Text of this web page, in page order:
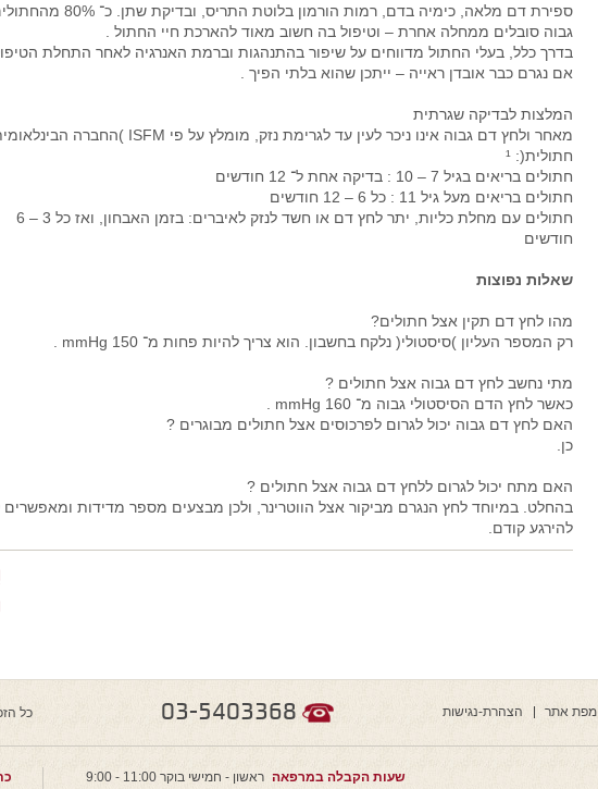
ספירת דם מלאה, כימיה בדם, רמות הורמון בלוטת התריס, ובדיקת שתן. כ־ 80% מהחתולים עם לחץ דם
גבוה סובלים ממחלה אחרת – וטיפול בה חשוב מאוד להארכת חיי החתול .
בדרך כלל, בעלי החתול מדווחים על שיפור בהתנהגות וברמת האנרגיה לאחר התחלת
אם נגרם כבר אובדן ראייה – ייתכן שהוא בלתי הפיך .
המלצות לבדיקה שגרתית
מאחר ולחץ דם גבוה אינו ניכר לעין עד לגרימת נזק, מומלץ על פי ISFM )החברה הבינלאומית לרפואה
חתולית(: ¹
חתולים בריאים בגיל 7 – 10 : בדיקה אחת ל־ 12 חודשים
חתולים בריאים מעל גיל 11 : כל 6 – 12 חודשים
חתולים עם מחלת כליות, יתר לחץ דם או חשד לנזק לאיברים: בזמן האבחון, ואז כל 3 – 6
חודשים
שאלות נפוצות
מהו לחץ דם תקין אצל חתולים?
רק המספר העליון )סיסטולי( נלקח בחשבון. הוא צריך להיות פחות מ־ 150 mmHg .
מתי נחשב לחץ דם גבוה אצל חתולים ?
כאשר לחץ הדם הסיסטולי גבוה מ־ 160 mmHg .
האם לחץ דם גבוה יכול לגרום לפרכוסים אצל חתולים מבוגרים ?
כן.
האם מתח יכול לגרום ללחץ דם גבוה אצל חתולים ?
בהחלט. במיוחד לחץ הנגרם מביקור אצל הווטרינר, ולכן מבצעים מספר מדידות ומאפשרים
להירגע קודם.
מפת אתר הצהרת-נגישות 03-5403368 כל
שעות הקבלה במרפאה ראשון - חמישי בוקר 11:00 - 9:00